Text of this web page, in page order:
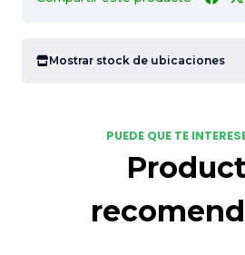
Mostrar stock de ubicaciones
PUEDE QUE TE